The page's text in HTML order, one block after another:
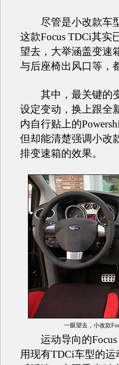
尽管是小改款车型
这款Focus TDCi其实
望去，大举涵盖变速
与后座椅出风口等，
其中，最关键的变
设定变动，换上跟全
内自行贴上的
但却能清楚强调小改
排变速箱的效果。
一眼望去，小改款
运动导向的Focus
用现有TDCi车型的